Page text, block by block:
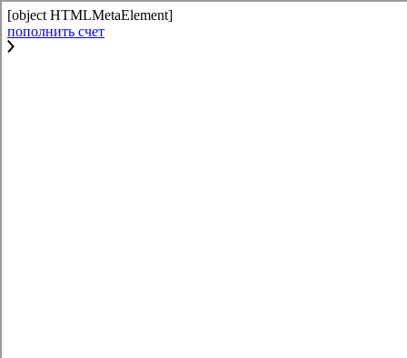
[object HTMLMetaElement]
пополнить счет